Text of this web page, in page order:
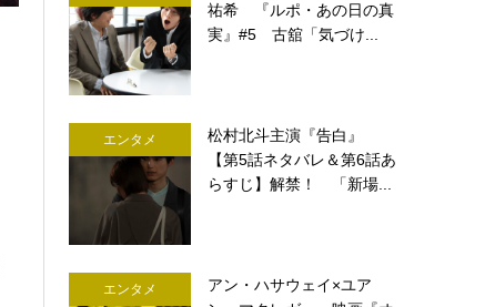
祐希 『ルポ・あの日の真
実』#5 古舘「気づけ...
エンタメ
松村北斗主演『告白』
【第5話ネタバレ＆第6話あ
らすじ】解禁！ 「新場...
エンタメ
アン・ハサウェイ×ユア